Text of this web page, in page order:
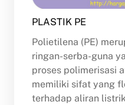
PLASTIK PE
Polietilena (PE)
ringan-serba-guna
proses polimerisasi
memiliki sifat yang
terhadap aliran